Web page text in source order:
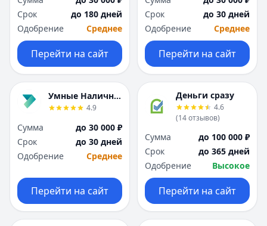
Оренбург
П
Пенза
Пермь
Р
Ростов-на-Дону
Рязань
С
Самара
Санкт-Петербург
Саратов
Севастополь
Сочи
Сургут
Т
Оренбург
П
Пенза
Пермь
Р
Ростов-на-Дону
Рязань
С
Самара
Санкт-Петербург
Саратов
Севастополь
Сочи
Сургут
Т
Срок
до 180 дней
Одобрение
Среднее
Перейти на сайт
Срок
до 30 дней
Одобрение
Среднее
Перейти на сайт
Умные Наличные
4.9
Сумма
до 30 000 ₽
Срок
до 30 дней
Одобрение
Среднее
Перейти на сайт
Деньги сразу
4.6
(14отзывов)
Сумма
до 100 000 ₽
Срок
до 365 дней
Одобрение
Высокое
Перейти на сайт